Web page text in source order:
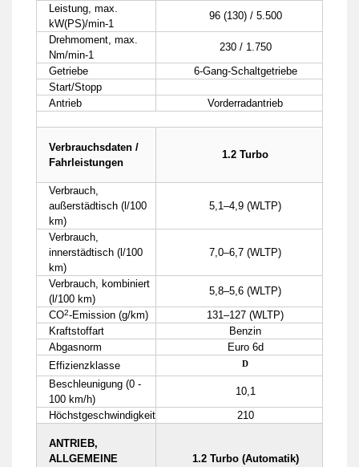
Leistung, max.
kW(PS)/min-1
96 (130) / 5.500
Drehmoment, max.
Nm/min-1
230 / 1.750
Getriebe
6-Gang-Schaltgetriebe
Start/Stopp
Antrieb
Vorderradantrieb
Verbrauchsdaten /
Fahrleistungen
1.2 Turbo
Verbrauch,
außerstädtisch (l/100
km)
5,1–4,9 (WLTP)
Verbrauch,
innerstädtisch (l/100
km)
7,0–6,7 (WLTP)
Verbrauch, kombiniert
(l/100 km)
5,8–5,6 (WLTP)
CO2-Emission (g/km)
131–127 (WLTP)
Kraftstoffart
Benzin
Abgasnorm
Euro 6d
Effizienzklasse
D
Beschleunigung (0 -
100 km/h)
10,1
Höchstgeschwindigkeit
210
ANTRIEB,
ALLGEMEINE
1.2 Turbo (Automatik)